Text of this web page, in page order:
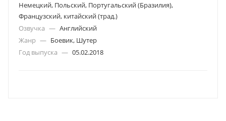
Немецкий, Польский, Португальский (Бразилия),
Французский, китайский (трад.)
Озвучка — Английский
Жанр — Боевик, Шутер
Год выпуска — 05.02.2018